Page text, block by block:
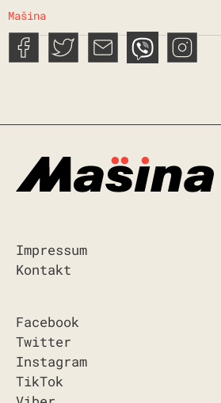
Mašina
Impressum
Kontakt
Facebook
Twitter
Instagram
TikTok